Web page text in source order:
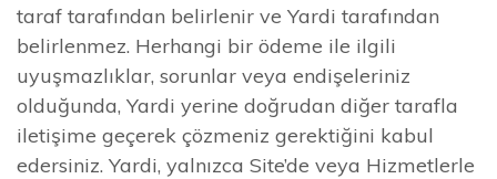
taraf tarafından belirlenir ve Yardi tarafından
belirlenmez. Herhangi bir ödeme ile ilgili
uyuşmazlıklar, sorunlar veya endişeleriniz
olduğunda, Yardi yerine doğrudan diğer tarafla
iletişime geçerek çözmeniz gerektiğini kabul
edersiniz. Yardi, yalnızca Site’de veya Hizmetlerle